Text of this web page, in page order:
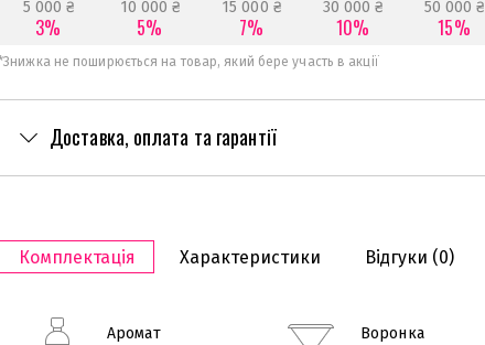
5 000 ₴
3%
10 000 ₴
5%
15 000 ₴
7%
30 000 ₴
10%
50 000 ₴
15%
Знижка не поширюється на товар, який бере участь в акції
Доставка, оплата та гарантії
Комплектація Характеристики Відгуки (0)
Аромат
Воронка